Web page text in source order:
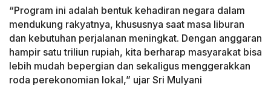
“Program ini adalah bentuk kehadiran negara dalam
mendukung rakyatnya, khususnya saat masa liburan
dan kebutuhan perjalanan meningkat. Dengan anggaran
hampir satu triliun rupiah, kita berharap masyarakat bisa
lebih mudah bepergian dan sekaligus menggerakkan
roda perekonomian lokal,” ujar Sri Mulyani